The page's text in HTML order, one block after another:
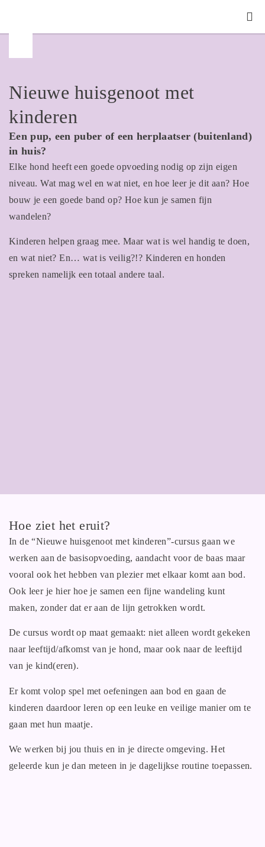
Nieuwe huisgenoot met
kinderen
Een pup, een puber of een herplaatser (buitenland)
in huis?
Elke hond heeft een goede opvoeding nodig op zijn eigen
niveau. Wat mag wel en wat niet, en hoe leer je dit aan? Hoe
bouw je een goede band op? Hoe kun je samen fijn
wandelen?
Kinderen helpen graag mee. Maar wat is wel handig te doen,
en wat niet? En… wat is veilig?!? Kinderen en honden
spreken namelijk een totaal andere taal.
Hoe ziet het eruit?
In de “Nieuwe huisgenoot met kinderen”-cursus gaan we
werken aan de basisopvoeding, aandacht voor de baas maar
vooral ook het hebben van plezier met elkaar komt aan bod.
Ook leer je hier hoe je samen een fijne wandeling kunt
maken, zonder dat er aan de lijn getrokken wordt.
De cursus wordt op maat gemaakt: niet alleen wordt gekeken
naar leeftijd/afkomst van je hond, maar ook naar de leeftijd
van je kind(eren).
Er komt volop spel met oefeningen aan bod en gaan de
kinderen daardoor leren op een leuke en veilige manier om te
gaan met hun maatje.
We werken bij jou thuis en in je directe omgeving. Het
geleerde kun je dan meteen in je dagelijkse routine toepassen.